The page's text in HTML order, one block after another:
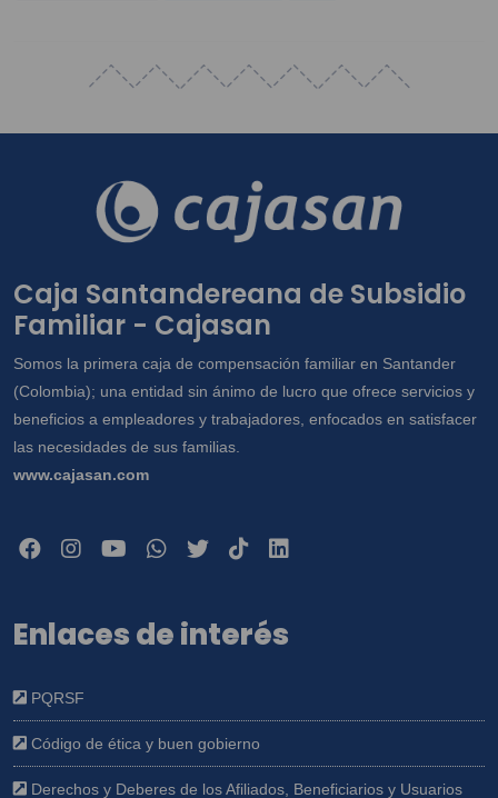
Caja Santandereana de Subsidio
Familiar - Cajasan
Somos la primera caja de compensación familiar en Santander
(Colombia); una entidad sin ánimo de lucro que ofrece servicios y
beneficios a empleadores y trabajadores, enfocados en satisfacer
las necesidades de sus familias.
www.cajasan.com
Enlaces de interés
PQRSF
Código de ética y buen gobierno
Derechos y Deberes de los Afiliados, Beneficiarios y Usuarios